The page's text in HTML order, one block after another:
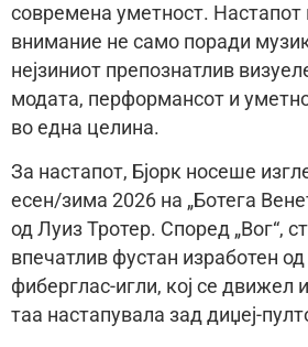
современа уметност.
внимание не само поради
нејзиниот препознатлив
модата, перформансот и
во една целина.
За настапот, Бјорк носеше
есен/зима 2026 на „Ботега
од Луиз Тротер. Според „Вог“,
впечатлив фустан изработен
фиберглас-игли, кој се движел
таа настапувала зад диџеј-